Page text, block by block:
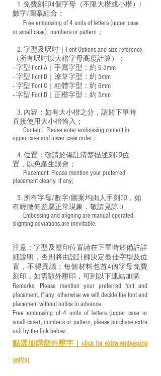
1. 免費刻印4個字母（不限大楷或小楷）/
數字/圖案組合；
Free embossing of 4 units of letters (upper case
or small case), numbers or pattern；
2. 字型及呎吋｜ Font Options and size reference
（所有呎吋以大楷字母高度計算）：
-- 字型 Font A｜手寫字型：約 6.5mm
-- 字型 Font B｜潦草字型： 約 5mm
-- 字型 Font C｜粗體字型：約 6mm
-- 字型 Font D｜正楷字型： 約 5mm
3. 內容：如有大小楷之分，請於下單時
直接使用大小楷輸入；
​ Content: Please enter embossing content in
upper case and lower case order ;
4. 位置：敬請於備註清楚描述刻印位
置，以免產生誤會；
​ Placement: Please mention your preferred
placement clearly, if any;
5. 所有字母/數字/圖案均由人手刻印，如
有輕微偏差屬正常現象，敬請見諒 :)
​ Embossing and aligning are manual operated,
slighting deviations are inevitable.
注意：字型及壓印位置請在下單時於備註詳
細說明，否則將由設計師決定最佳字型及位
置，不得異議；每個材料包首4個字母免費
刻印，如需額外壓印，可到以下連結加購:
Remarks: Please mention your preferred font and
placement, if any; otherwise we will decide the font and
placement without notice in advance.
Free embossing of 4 units of letters (upper case or
small case), numbers or pattern, please purchase extra
unit by the link below:
點選加購額外壓字｜ click for extra embossing
unit(s)